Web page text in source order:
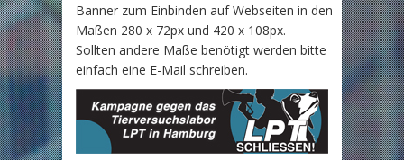
Banner zum Einbinden auf Webseiten in den
Maßen 280 x 72px und 420 x 108px.
Sollten andere Maße benötigt werden bitte
einfach eine E-Mail schreiben.